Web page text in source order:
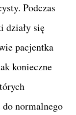
Podczas
działy się
pacjentka
konieczne
do normalnego